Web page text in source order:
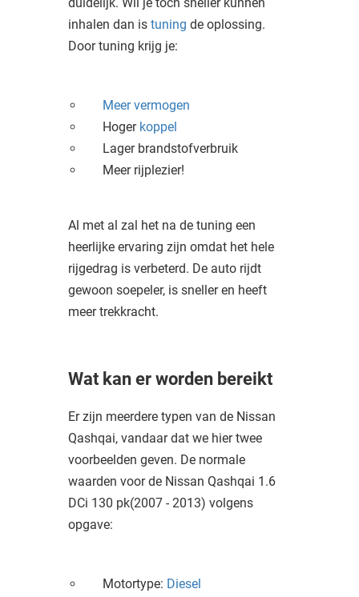
inhalen dan is tuning de oplossing.
Door tuning krijg je:
Meer vermogen
Hoger koppel
Lager brandstofverbruik
Meer rijplezier!
Al met al zal het na de tuning een
heerlijke ervaring zijn omdat het hele
rijgedrag is verbeterd. De auto rijdt
gewoon soepeler, is sneller en heeft
meer trekkracht.
Wat kan er worden bereikt
Er zijn meerdere typen van de Nissan
Qashqai, vandaar dat we hier twee
voorbeelden geven. De normale
waarden voor de Nissan Qashqai 1.6
DCi 130 pk(2007 - 2013) volgens
opgave:
Motortype: Diesel